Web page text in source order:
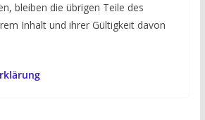
bleiben die übrigen Teile des
Inhalt und ihrer Gültigkeit davon